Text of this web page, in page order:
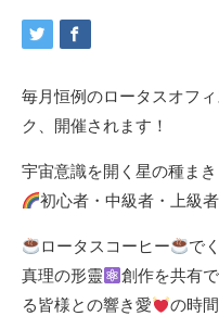
毎月恒例のロータスオフ
ク、開催されます！
宇宙意識を開く星の種ま
初心者・中級者・上級
ロータスコーヒー
で
真理の形靈
創作を共有
る皆様との響き愛
の時